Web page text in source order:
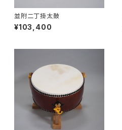
並附二丁掛太鼓
¥103,400